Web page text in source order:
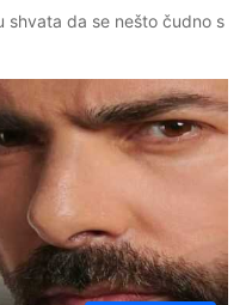
shvata da se nešto čudno s